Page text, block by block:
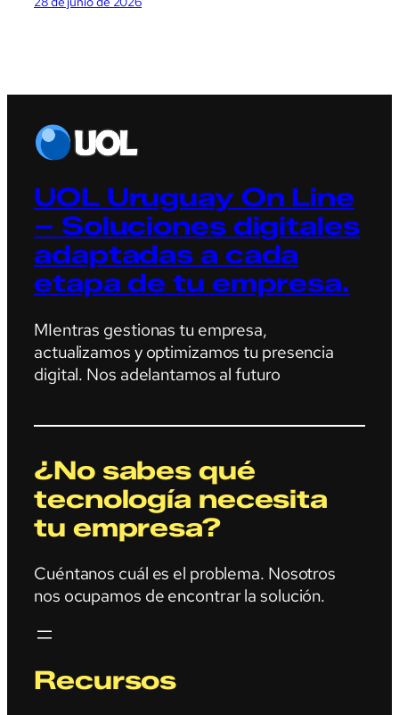
UOL Uruguay On Line
– Soluciones digitales
adaptadas a cada
etapa de tu empresa.
MIentras gestionas tu empresa,
actualizamos y optimizamos tu presencia
digital. Nos adelantamos al futuro
¿No sabes qué
tecnología necesita
tu empresa?
Cuéntanos cuál es el problema. Nosotros
nos ocupamos de encontrar la solución.
Recursos